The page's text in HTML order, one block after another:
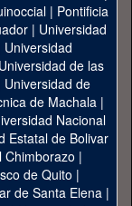
| Pontificia
| Universidad
Universidad
Universidad de las
Universidad de
de Machala|
Nacional
Estatal de Bolivar
Chimborazo |
de Quito |
de Santa Elena|